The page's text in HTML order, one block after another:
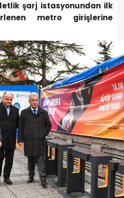
şarj istasyonundan ilk
metro girişlerine